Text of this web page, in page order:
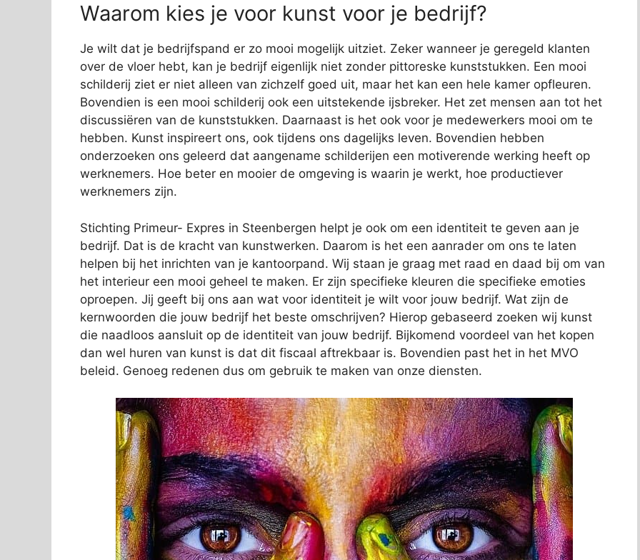
Waarom kies je voor kunst voor je bedrijf?
Je wilt dat je bedrijfspand er zo mooi mogelijk uitziet. Zeker wanneer je geregeld klanten
over de vloer hebt, kan je bedrijf eigenlijk niet zonder pittoreske kunststukken. Een mooi
schilderij ziet er niet alleen van zichzelf goed uit, maar het kan een hele kamer opfleuren.
Bovendien is een mooi schilderij ook een uitstekende ijsbreker. Het zet mensen aan tot het
discussiëren van de kunststukken. Daarnaast is het ook voor je medewerkers mooi om te
hebben. Kunst inspireert ons, ook tijdens ons dagelijks leven. Bovendien hebben
onderzoeken ons geleerd dat aangename schilderijen een motiverende werking heeft op
werknemers. Hoe beter en mooier de omgeving is waarin je werkt, hoe productiever
werknemers zijn.
Stichting Primeur- Expres in Steenbergen helpt je ook om een identiteit te geven aan je
bedrijf. Dat is de kracht van kunstwerken. Daarom is het een aanrader om ons te laten
helpen bij het inrichten van je kantoorpand. Wij staan je graag met raad en daad bij om van
het interieur een mooi geheel te maken. Er zijn specifieke kleuren die specifieke emoties
oproepen. Jij geeft bij ons aan wat voor identiteit je wilt voor jouw bedrijf. Wat zijn de
kernwoorden die jouw bedrijf het beste omschrijven? Hierop gebaseerd zoeken wij kunst
die naadloos aansluit op de identiteit van jouw bedrijf. Bijkomend voordeel van het kopen
dan wel huren van kunst is dat dit fiscaal aftrekbaar is. Bovendien past het in het MVO
beleid. Genoeg redenen dus om gebruik te maken van onze diensten.